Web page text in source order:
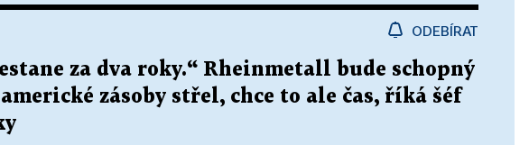
ODEBÍRAT
za dva roky.“ Rheinmetall bude schopný
zásoby střel, chce to ale čas, říká šéf